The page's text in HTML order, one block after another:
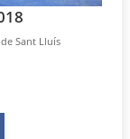
Sant Lluís